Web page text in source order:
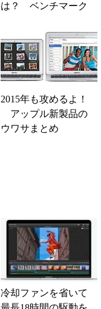
は？ ベンチマーク
2015年も攻めるよ！
アップル新製品の
ウワサまとめ
冷却ファンを省いて